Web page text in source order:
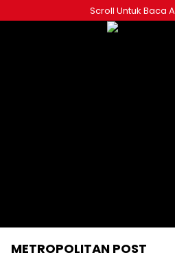
ke
Scroll Untuk Baca
METROPOLITAN POST